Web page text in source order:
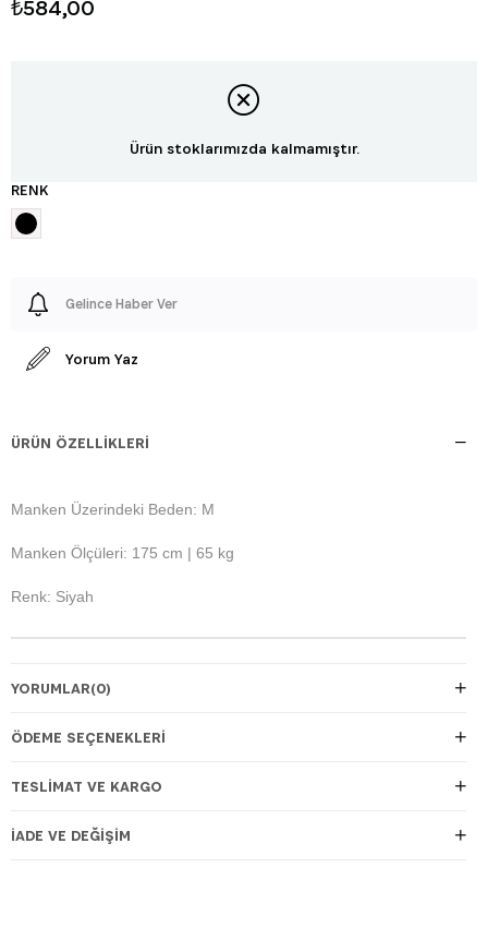
₺584,00
Ürün stoklarımızda kalmamıştır.
RENK
Gelince Haber Ver
Yorum Yaz
ÜRÜN ÖZELLIKLERI
Manken Üzerindeki Beden: M
Manken Ölçüleri: 175 cm | 65 kg
Renk: Siyah
YORUMLAR(0)
ÖDEME SEÇENEKLERI
TESLIMAT VE KARGO
İADE VE DEĞIŞIM